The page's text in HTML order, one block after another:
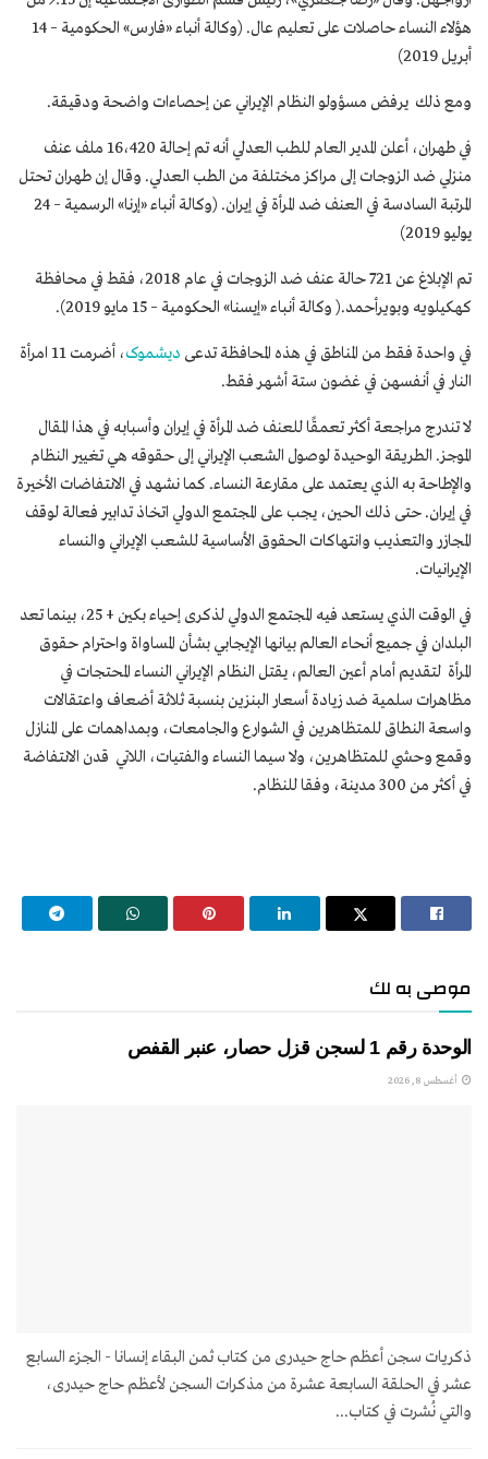
هؤلاء النساء حاصلات على تعليم عال. (وكالة أنباء «فارس» الحكومية – 14
أبريل 2019)
ومع ذلك يرفض مسؤولو النظام الإيراني عن إحصاءات واضحة ودقيقة.
في طهران، أعلن المدير العام للطب العدلي أنه تم إحالة 16،420 ملف عنف
منزلي ضد الزوجات إلى مراكز مختلفة من الطب العدلي. وقال إن طهران تحتل
المرتبة السادسة في العنف ضد المرأة في إيران. (وكالة أنباء «إرنا» الرسمية – 24
يوليو 2019)
تم الإبلاغ عن 721 حالة عنف ضد الزوجات في عام 2018، فقط في محافظة
كهكيلويه وبويرأحمد.( وكالة أنباء «إيسنا» الحكومية – 15 مايو 2019).
في واحدة فقط من المناطق في هذه المحافظة تدعىدیشموک
، أضرمت 11 امرأة
النار في أنفسهن في غضون ستة أشهر فقط.
لا تندرج مراجعة أكثر تعمقًا للعنف ضد المرأة في إيران وأسبابه في هذا المقال
الموجز. الطريقة الوحيدة لوصول الشعب الإيراني إلى حقوقه هي تغيير النظام
والإطاحة به الذي يعتمد على مقارعة النساء. كما نشهد في الانتفاضات الأخيرة
في إيران. حتى ذلك الحين، يجب على المجتمع الدولي اتخاذ تدابير فعالة لوقف
المجازر والتعذيب وانتهاكات الحقوق الأساسية للشعب الإيراني والنساء
الإيرانيات.
في الوقت الذي يستعد فيه المجتمع الدولي لذكرى إحياء بكين + 25، بينما تعد
البلدان في جميع أنحاء العالم بيانها الإيجابي بشأن المساواة واحترام حقوق
المرأة لتقديم أمام أعين العالم، يقتل النظام الإيراني النساء المحتجات في
مظاهرات سلمية ضد زيادة أسعار البنزين بنسبة ثلاثة أضعاف واعتقالات
واسعة النطاق للمتظاهرين في الشوارع والجامعات، وبمداهمات على المنازل
وقمع وحشي للمتظاهرين، ولا سيما النساء والفتيات، اللاتي قدن الانتفاضة
في أكثر من 300 مدينة، وفقا للنظام.
موصى به لك
الوحدة رقم 1 لسجن قزل حصار، عنبر القفص
أغسطس 8, 2026
ذكريات سجن أعظم حاج حیدری من كتاب ثمن البقاء إنسانا - الجزء السابع
عشر في الحلقة السابعة عشرة من مذكرات السجن لأعظم حاج حیدری،
والتي نُشرت في كتاب...